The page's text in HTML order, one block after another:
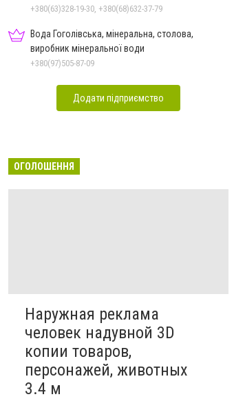
+380(63)328-19-30, +380(68)632-37-79
Вода Гоголівська, мінеральна, столова,
виробник мінеральної води
+380(97)505-87-09
Додати підприємство
ОГОЛОШЕННЯ
Наружная реклама
человек надувной 3D
копии товаров,
персонажей, животных
3.4 м